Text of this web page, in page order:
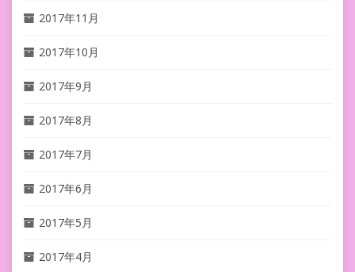
2017年11月
2017年10月
2017年9月
2017年8月
2017年7月
2017年6月
2017年5月
2017年4月